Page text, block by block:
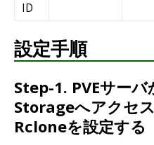
ID
設定手順
Step-1. PVEサー
Storageへアクセ
Rcloneを設定する